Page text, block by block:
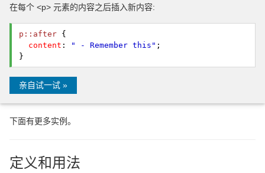
在每个 <p> 元素的内容之后插入新内容:
p::after {
content : " - Remember this" ;
}
亲自试一试 »
下面有更多实例。
定义和用法